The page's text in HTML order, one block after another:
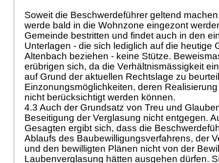
Soweit die Beschwerdeführer geltend
werde bald in die Wohnzone eingezont
Gemeinde bestritten und findet auch in den
Unterlagen - die sich lediglich auf die heutige
Altenbach beziehen - keine Stütze.
erübrigen sich, da die Verhältnismässigkeit
auf Grund der aktuellen Rechtslage zu
Einzonungsmöglichkeiten, deren
nicht berücksichtigt werden können.
4.3 Auch der Grundsatz von Treu und
Beseitigung der Verglasung nicht entgegen.
Gesagten ergibt sich, dass die
Ablaufs des Baubewilligungsverfahrens, der
und den bewilligten Plänen nicht von der
Laubenverglasung hätten ausgehen dürfen.